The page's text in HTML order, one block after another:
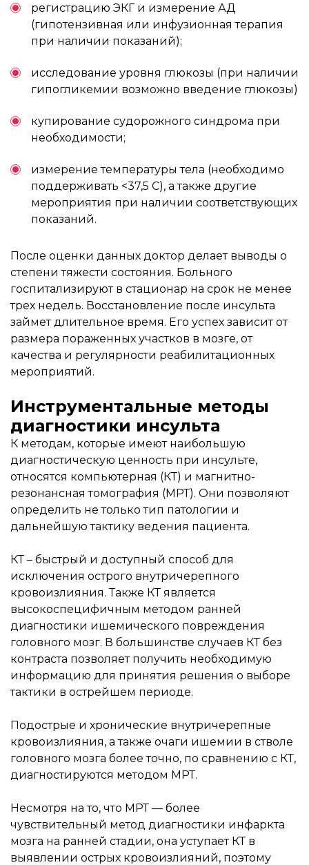
регистрацию ЭКГ и измерение АД
(гипотензивная или инфузионная терапия
при наличии показаний);
исследование уровня глюкозы (при наличии
гипогликемии возможно введение глюкозы)
купирование судорожного синдрома при
необходимости;
измерение температуры тела (необходимо
поддерживать <37,5 С), а также другие
мероприятия при наличии соответствующих
показаний.
После оценки данных доктор делает выводы о
степени тяжести состояния. Больного
госпитализируют в стационар на срок не менее
трех недель. Восстановление после инсульта
займет длительное время. Его успех зависит от
размера пораженных участков в мозге, от
качества и регулярности реабилитационных
мероприятий.
Инструментальные методы
диагностики инсульта
К методам, которые имеют наибольшую
диагностическую ценность при инсульте,
относятся компьютерная (КТ) и магнитно-
резонансная томография (МРТ). Они позволяют
определить не только тип патологии и
дальнейшую тактику ведения пациента.
КТ – быстрый и доступный способ для
исключения острого внутричерепного
кровоизлияния. Также КТ является
высокоспецифичным методом ранней
диагностики ишемического повреждения
головного мозг. В большинстве случаев КТ без
контраста позволяет получить необходимую
информацию для принятия решения о выборе
тактики в острейшем периоде.
Подострые и хронические внутричерепные
кровоизлияния, а также очаги ишемии в стволе
головного мозга более точно, по сравнению с КТ,
диагностируются методом МРТ.
Несмотря на то, что МРТ — более
чувствительный метод диагностики инфаркта
мозга на ранней стадии, она уступает КТ в
выявлении острых кровоизлияний, поэтому